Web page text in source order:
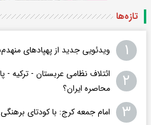
تازه‌ها
۱ ویدئویی جدید از پهپادهای
۲
ائتلاف نظامی عربستان - ترکیه
محاصره ایران؟
۳ امام جمعه کرج: با کودتای